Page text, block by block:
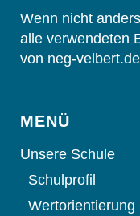
Wenn nicht
alle verwendeten
von neg-
MENÜ
Unsere Schule
Schulprofil
Wertorientierung